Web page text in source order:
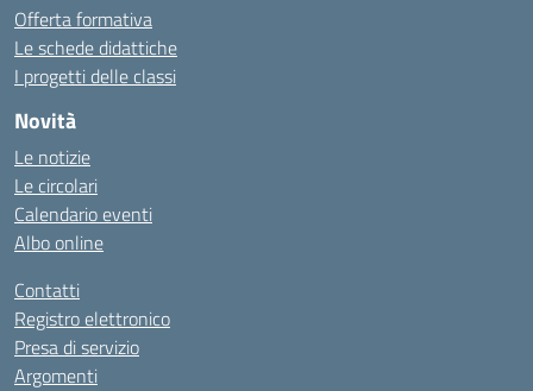
Offerta formativa
Le schede didattiche
I progetti delle classi
Novità
Le notizie
Le circolari
Calendario eventi
Albo online
Contatti
Registro elettronico
Presa di servizio
Argomenti